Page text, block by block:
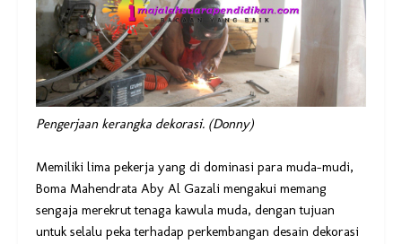
Pengerjaan kerangka dekorasi. (Donny)
Memiliki lima pekerja yang di dominasi para muda-mudi,
Boma Mahendrata Aby Al Gazali mengakui memang
sengaja merekrut tenaga kawula muda, dengan tujuan
untuk selalu peka terhadap perkembangan desain dekorasi